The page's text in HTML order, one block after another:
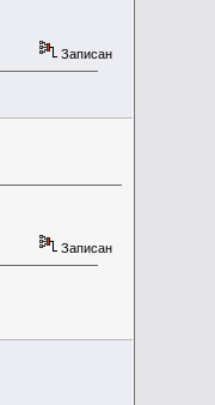
Записан
Записан